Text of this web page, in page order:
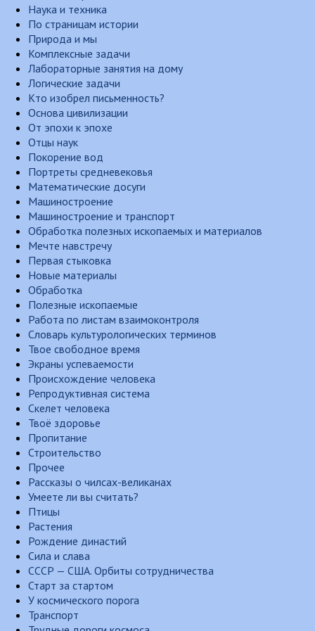
Наука и техника
По страницам истории
Природа и мы
Комплексные задачи
Лабораторные занятия на дому
Логические задачи
Кто изобрел письменность?
Основа цивилизации
От эпохи к эпохе
Отцы наук
Покорение вод
Портреты средневековья
Математические досуги
Машиностроение
Машиностроение и транспорт
Обработка полезных ископаемых и материалов
Мечте навстречу
Первая стыковка
Новые материалы
Обработка
Полезные ископаемые
Работа по листам взаимоконтроля
Словарь культурологических терминов
Твое свободное время
Экраны успеваемости
Происхождение человека
Репродуктивная система
Скелет человека
Твоё здоровье
Пропитание
Строительство
Прочее
Рассказы о чилсах-великанах
Умеете ли вы считать?
Птицы
Растения
Рождение династий
Сила и слава
СССР — США. Орбиты сотрудничества
Старт за стартом
У космического порога
Транспорт